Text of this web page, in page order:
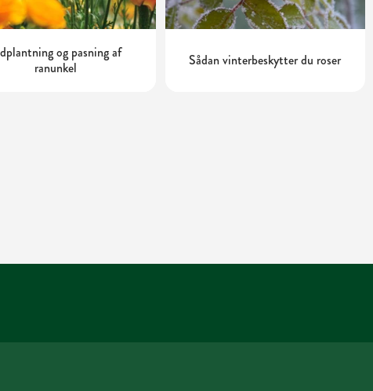
og pasning af
ranunkel
Sådan vinterbeskytter du roser